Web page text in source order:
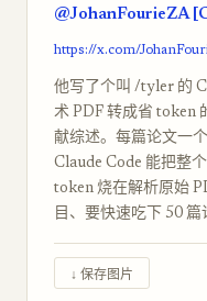
@JohanFourieZA
https://x.com/
他写了个叫 /tyler 的
术 PDF 转成省 token
献综述。每篇论文一
Claude Code 能把整
token 烧在解析原始
目、要快速吃下 50 篇
↓ 保存图片